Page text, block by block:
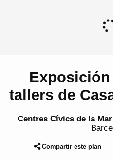
tallers de
Centres Cívics de la
Compartir este plan